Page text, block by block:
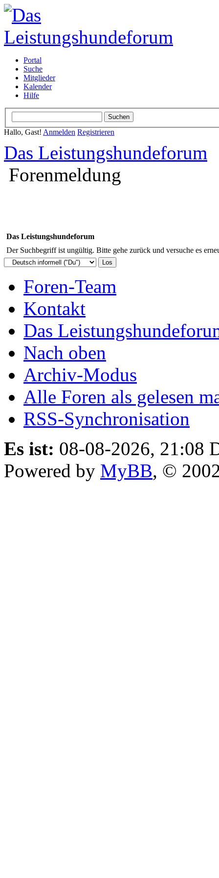
Portal
Suche
Mitglieder
Kalender
Hilfe
Hallo, Gast! Anmelden Registrieren
Das Leistungshundeforum
Forenmeldung
Das Leistungshundeforum
Der Suchbegriff ist ungültig. Bitte gehe zurück und versuche es
Foren-Team
Kontakt
Das
Nach oben
Archiv-Modus
Alle Foren als gelesen
RSS-Synchronisation
Es ist: 08-08-2026, 21:08
Powered by MyBB, ©